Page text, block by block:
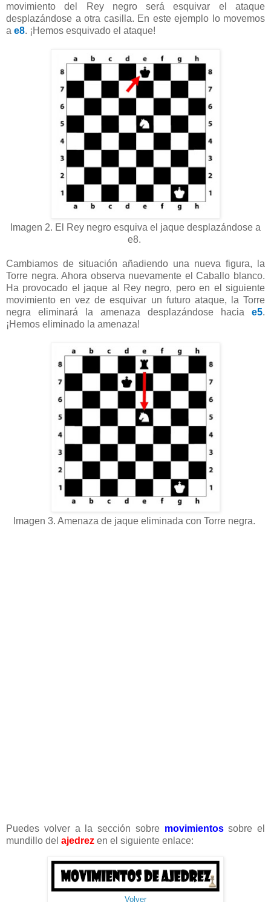
movimiento del Rey negro será esquivar el ataque
desplazándose a otra casilla. En este ejemplo lo movemos
a e8. ¡Hemos esquivado el ataque!
Imagen 2. El Rey negro esquiva el jaque desplazándose a
e8.
Cambiamos de situación añadiendo una nueva figura, la
Torre negra. Ahora observa nuevamente el Caballo blanco.
Ha provocado el jaque al Rey negro, pero en el siguiente
movimiento en vez de esquivar un futuro ataque, la Torre
negra eliminará la amenaza desplazándose hacia e5.
¡Hemos eliminado la amenaza!
Imagen 3. Amenaza de jaque eliminada con Torre negra.
Puedes volver a la sección sobre movimientossobre el
mundillo del ajedrez en el siguiente enlace:
Volver